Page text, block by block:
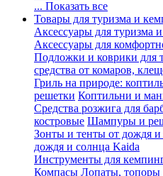
... Показать все
Товары для туризма и
Аксессуары для туризма
Аксессуары для
Подложки и коврики для
средства от комаров,
Гриль на природе:
решетки Коптильни и
Средства розжига для
костровые Шампуры и
Зонты и тенты от дождя и
дождя и солнца Kaida
Инструменты для
Компасы Лопаты, топоры